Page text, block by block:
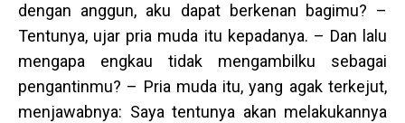
dengan anggun, aku dapat berkenan bagimu? –
Tentunya, ujar pria muda itu kepadanya. – Dan lalu
mengapa engkau tidak mengambilku sebagai
pengantinmu? – Pria muda itu, yang agak terkejut,
menjawabnya: Saya tentunya akan melakukannya